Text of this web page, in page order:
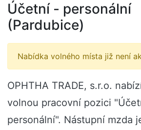
Účetní - personální
(Pardubice)
Nabídka volného místa již není
OPHTHA TRADE, s.r.o.
volnou pracovní pozici
personální". Nástupní mzda